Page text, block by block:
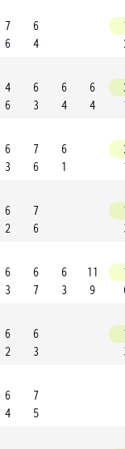
7
6
6
4
4
6
6
3
6
4
6
4
6
3
7
6
6
1
6
2
7
6
6
3
6
7
6
3
11
9
6
2
6
3
6
4
7
5